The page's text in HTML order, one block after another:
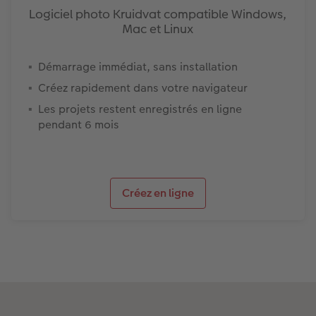
Logiciel photo Kruidvat compatible Windows,
Mac et Linux
Démarrage immédiat, sans installation
Créez rapidement dans votre navigateur
Les projets restent enregistrés en ligne
pendant 6 mois
Créez en ligne